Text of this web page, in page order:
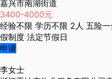
嘉兴市南湖街道
3400-4000元
经验不限 学历不限 2人 五险一
假制度 法定节假日
申请
李女士